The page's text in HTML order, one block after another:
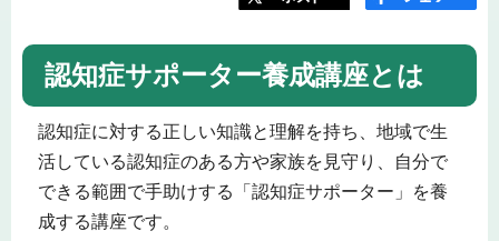
認知症サポーター養成講座とは
認知症に対する正しい知識と理解を持ち、地域で生
活している認知症のある方や家族を見守り、自分で
できる範囲で手助けする「認知症サポーター」を養
成する講座です。